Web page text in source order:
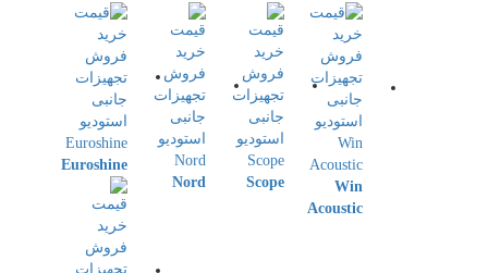
Win
Acoustic
Scope
Nord
Euroshine